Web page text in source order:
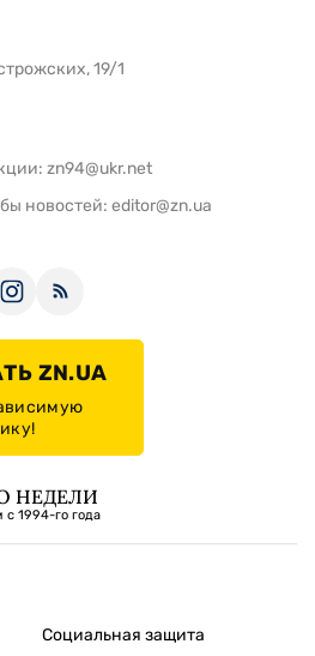
19/1
zn94@ukr.net
новостей: editor@zn.ua
ZN.UA
НЕДЕЛИ
с 1994-го года
Социальная защита